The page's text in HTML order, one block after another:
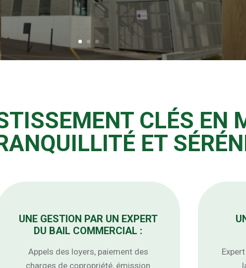
CLÉS EN
ET
UNE GESTION PAR UN EXPERT
DU BAIL COMMERCIAL :
Appels des loyers, paiement des
charges de copropriété, émission